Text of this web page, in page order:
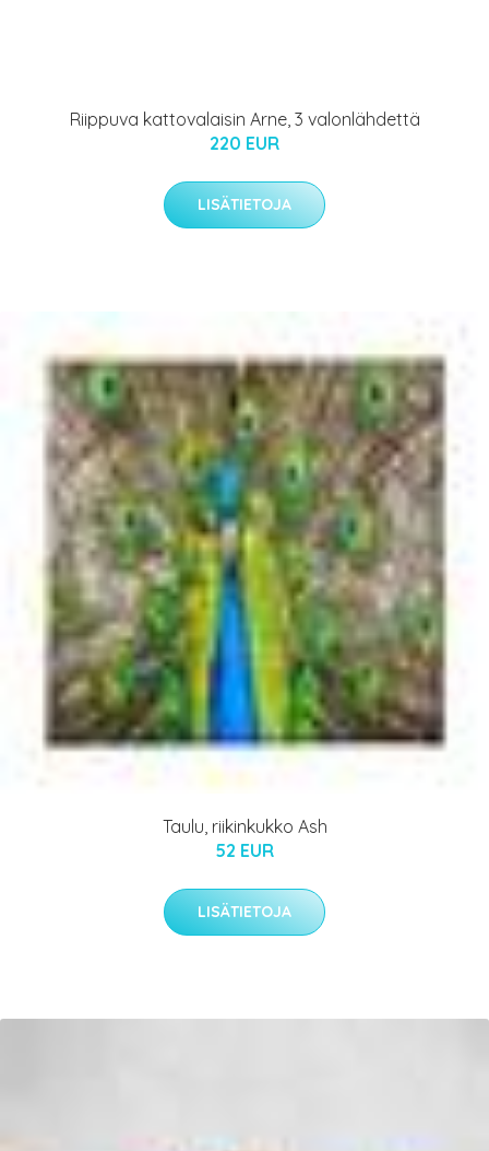
Riippuva kattovalaisin Arne, 3 valonlähdettä
220 EUR
LISÄTIETOJA
Taulu, riikinkukko Ash
52 EUR
LISÄTIETOJA